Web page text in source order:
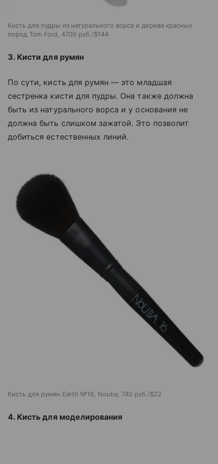
Кисть для пудры из натурального ворса и дерева красных
пород Tom Ford, 4700 руб./$144
3. Кисти для румян
По сути, кисть для румян — это младшая
сестренка кисти для пудры. Она также должна
быть из натурального ворса и у основания не
должна быть слишком зажатой. Это позволит
добиться естественных линий.
Кисть для румян Earth №16, Nouba, 740 руб./$22
4. Кисть для моделирования